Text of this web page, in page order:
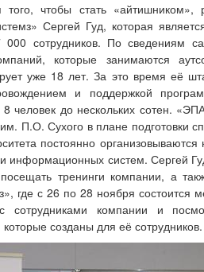
чтобы стать «айтишником»,
Сергей Гуд, которая
сотрудников. По сведениям
которые занимаются
уже 18 лет. За это время её
и поддержкой
человек до нескольких сотен.
П.О. Сухого в плане подготовки
постоянно
информационных систем. Сергей
посещать тренинги компании, а
где с 26 по 28 ноября состоится
сотрудниками компании и
созданы для её сотрудников.